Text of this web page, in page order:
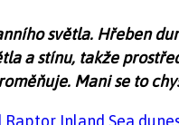
světla. Hřeben
a stínu, takže
Mani se to